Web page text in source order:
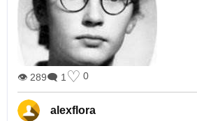
👁 289🗨 1 ♡ 0
alexflora